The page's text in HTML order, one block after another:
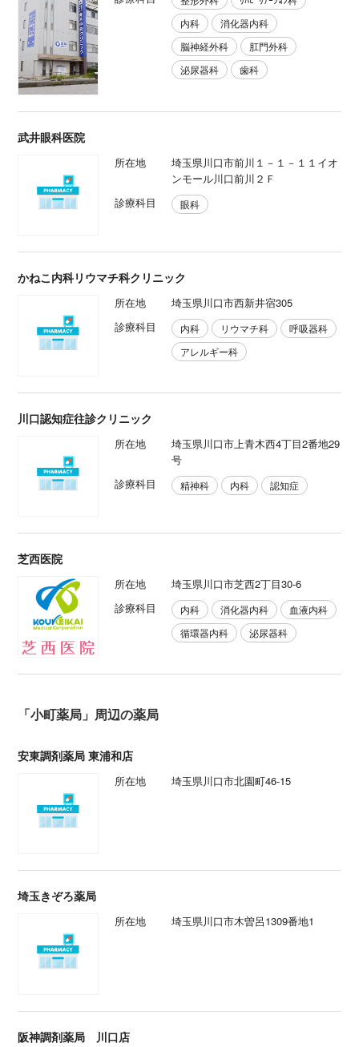
内科
消化器内科
脳神経外科
肛門外科
泌尿器科
歯科
武井眼科医院
所在地
埼玉県川口市前川１－１－１１イオ
ンモール川口前川２Ｆ
診療科目
眼科
かねこ内科リウマチ科クリニック
所在地
埼玉県川口市西新井宿305
診療科目
内科 リウマチ科
呼吸器科
アレルギー科
川口認知症往診クリニック
所在地
埼玉県川口市上青木西4丁目2番地29
号
診療科目
精神科 内科 認知症
芝西医院
所在地
埼玉県川口市芝西2丁目30-6
診療科目
内科 消化器内科
血液内科
循環器内科
泌尿器科
「小町薬局」周辺の薬局
安東調剤薬局 東浦和店
所在地 埼玉県川口市北園町46-15
埼玉きぞろ薬局
所在地 埼玉県川口市木曽呂1309番地1
阪神調剤薬局 川口店